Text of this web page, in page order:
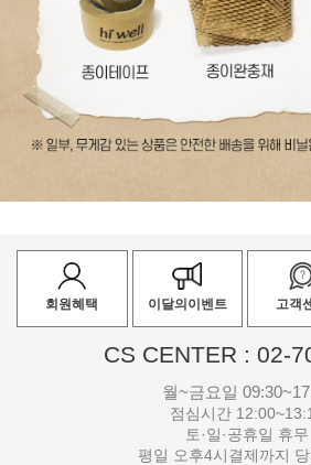
회원혜택 이달의이벤트 고객
CS CENTER : 02-
월~금요일
점심시간
토·일·공휴일 휴무
평일 오후4시결제까지